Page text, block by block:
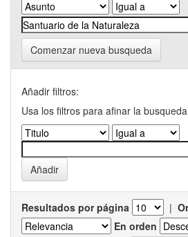
Comenzar nueva busqueda
Añadir filtros:
Usa los filtros para afinar la
Resultados por página |
En orden